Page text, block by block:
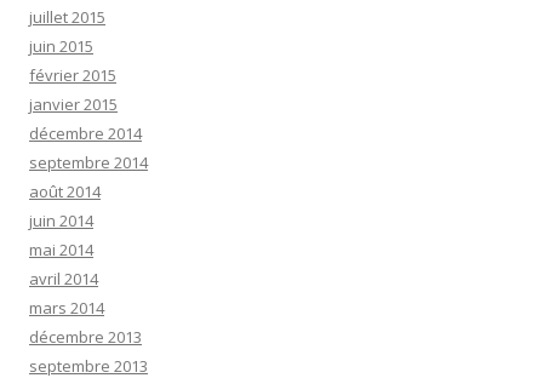
juillet 2015
juin 2015
février 2015
janvier 2015
décembre 2014
septembre 2014
août 2014
juin 2014
mai 2014
avril 2014
mars 2014
décembre 2013
septembre 2013